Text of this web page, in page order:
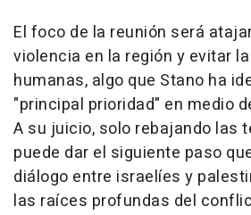
El foco de la reunión será
violencia en la región y evitar
humanas, algo que Stano ha
"principal prioridad" en medio
A su juicio, solo rebajando las
puede dar el siguiente paso
diálogo entre israelíes y
las raíces profundas del